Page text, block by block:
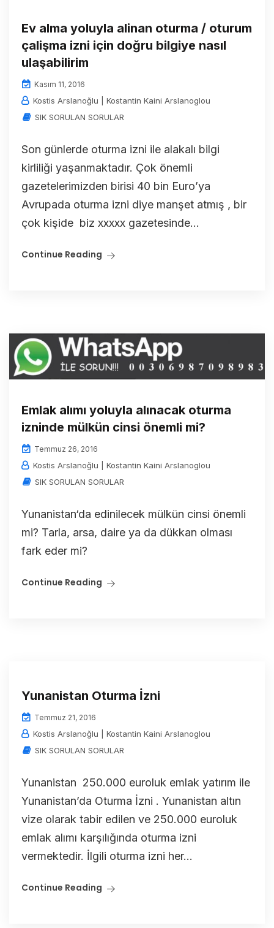
Ev alma yoluyla alinan oturma / oturum
çalişma izni için doğru bilgiye nasıl
ulaşabilirim
Kasım 11, 2016
Kostis Arslanoğlu | Kostantin Kaini Arslanoglou
SIK SORULAN SORULAR
Son günlerde oturma izni ile alakalı bilgi
kirliliği yaşanmaktadır. Çok önemli
gazetelerimizden birisi 40 bin Euro’ya
Avrupada oturma izni diye manşet atmış , bir
çok kişide biz xxxxx gazetesinde...
Continue Reading
Emlak alımı yoluyla alınacak oturma
izninde mülkün cinsi önemli mi?
Temmuz 26, 2016
Kostis Arslanoğlu | Kostantin Kaini Arslanoglou
SIK SORULAN SORULAR
Yunanistan‘da edinilecek mülkün cinsi önemli
mi? Tarla, arsa, daire ya da dükkan olması
fark eder mi?
Continue Reading
Yunanistan Oturma İzni
Temmuz 21, 2016
Kostis Arslanoğlu | Kostantin Kaini Arslanoglou
SIK SORULAN SORULAR
Yunanistan 250.000 euroluk emlak yatırım ile
Yunanistan’da Oturma İzni . Yunanistan altın
vize olarak tabir edilen ve 250.000 euroluk
emlak alımı karşılığında oturma izni
vermektedir. İlgili oturma izni her...
Continue Reading